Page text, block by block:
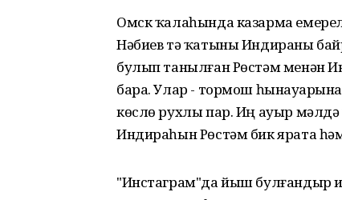
Омск ҡалаһында казарма
Нәбиев тә ҡатыны Индираны
булып танылған Рөстәм менән
бара. Улар - тормош
көслө рухлы пар. Иң ауыр мәлдә
Индираһын Рөстәм бик ярата
"Инстаграм"да йыш булғандыр